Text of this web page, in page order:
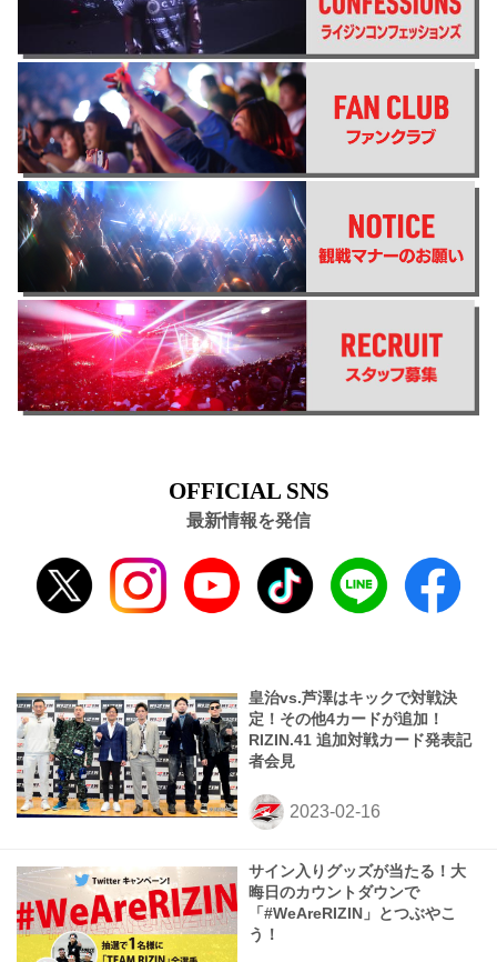
OFFICIAL SNS
最新情報を発信
皇治vs.芦澤はキックで対戦決
定！その他4カードが追加！
RIZIN.41 追加対戦カード発表記
者会見
サイン入りグッズが当たる！大
晦日のカウントダウンで
「#WeAreRIZIN」とつぶやこ
う！